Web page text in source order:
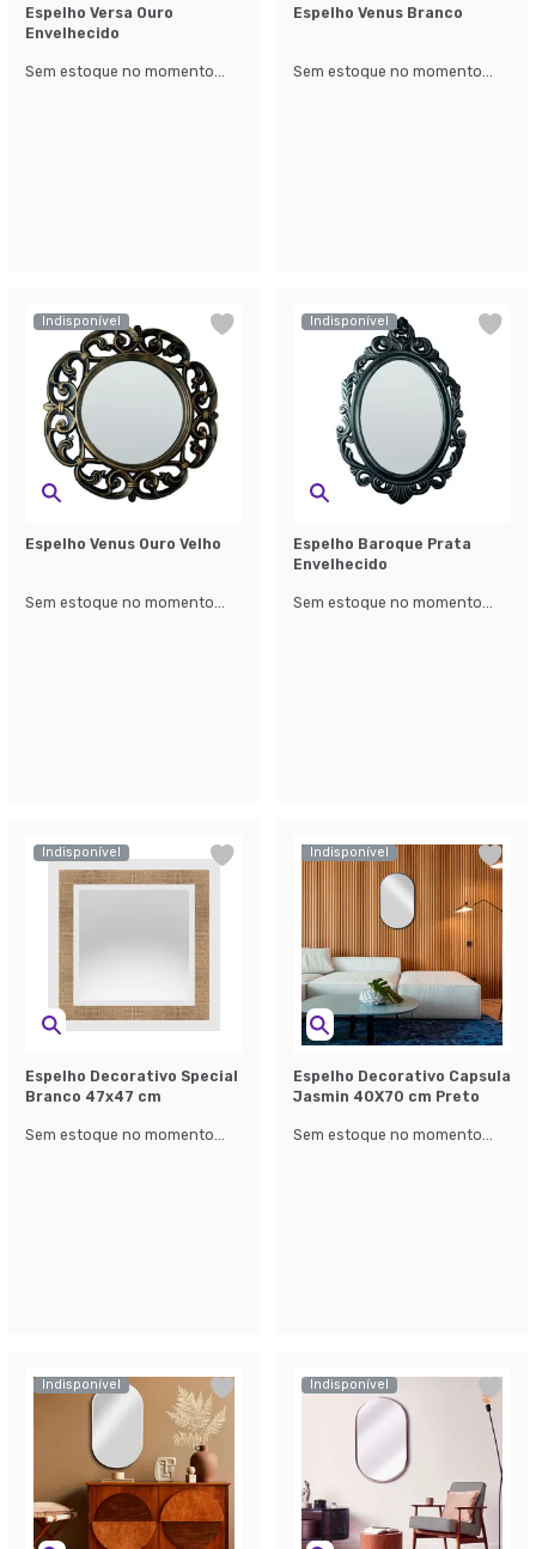
Espelho Versa Ouro
Envelhecido
Sem estoque no momento...
Espelho Venus Branco
Sem estoque no momento...
Indisponível
Espelho Venus Ouro Velho
Sem estoque no momento...
Indisponível
Espelho Baroque Prata
Envelhecido
Sem estoque no momento...
Indisponível
Espelho Decorativo Special
Branco 47x47 cm
Sem estoque no momento...
Indisponível
Espelho Decorativo Capsula
Jasmin 40X70 cm Preto
Sem estoque no momento...
Indisponível Indisponível